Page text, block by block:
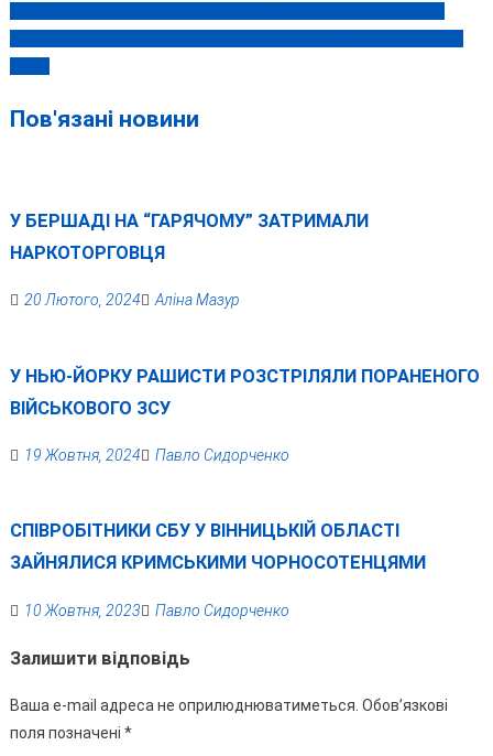
Навігація
записів
Пов'язані новини
У БЕРШАДІ НА “ГАРЯЧОМУ” ЗАТРИМАЛИ
НАРКОТОРГОВЦЯ
20 Лютого, 2024 Аліна Мазур
У НЬЮ-ЙОРКУ РАШИСТИ РОЗСТРІЛЯЛИ ПОРАНЕНОГО
ВІЙСЬКОВОГО ЗСУ
19 Жовтня, 2024 Павло Сидорченко
СПІВРОБІТНИКИ СБУ У ВІННИЦЬКІЙ ОБЛАСТІ
ЗАЙНЯЛИСЯ КРИМСЬКИМИ ЧОРНОСОТЕНЦЯМИ
10 Жовтня, 2023 Павло Сидорченко
Залишити відповідь
Ваша e-mail адреса не оприлюднюватиметься. Обов’язкові
поля позначені *